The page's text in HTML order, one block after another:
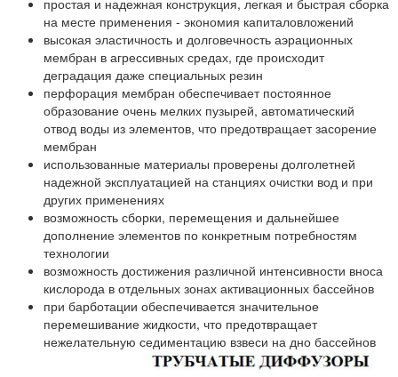
на месте применения - экономия капиталовложений
высокая эластичность и долговечность аэрационных
мембран в агрессивных средах, где происходит
деградация даже специальных резин
перфорация мембран обеспечивает постоянное
образование очень мелких пузырей, автоматический
отвод воды из элементов, что предотвращает засорение
мембран
использованные материалы проверены долголетней
надежной эксплуатацией на станциях очистки вод и при
других применениях
возможность сборки, перемещения и дальнейшее
дополнение элементов по конкретным потребностям
технологии
возможность достижения различной интенсивности вноса
кислорода в отдельных зонах активационных бассейнов
при барботации обеспечивается значительное
перемешивание жидкости, что предотвращает
нежелательную седиментацию взвеси на дно бассейнов